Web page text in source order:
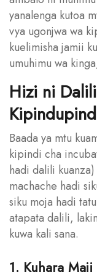
yanalenga kutoa
vya ugonjwa wa
kuelimisha jamii
umuhimu wa
Hizi ni
Baada ya mtu
kipindi cha
hadi dalili
machache hadi
siku moja hadi
atapata dalili,
kuwa kali sana.
1. Kuhara